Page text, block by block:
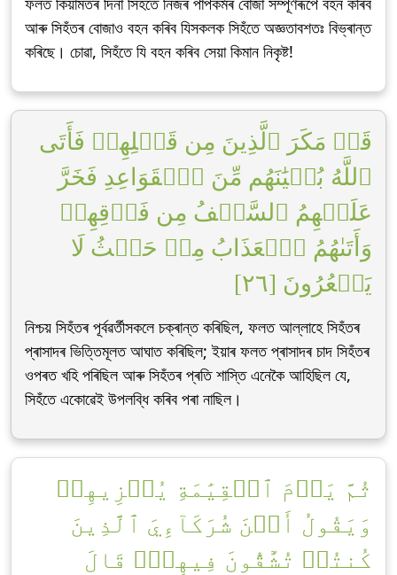
আৰু সিহঁতৰ বোজাও বহন কৰিব যিসকলক সিহঁতে অজ্ঞতাবশতঃ বিভ্ৰান্ত
কৰিছে। চোৱা, সিহঁতে যি বহন কৰিব সেয়া কিমান নিকৃষ্ট!
قَدۡ مَكَرَ ٱلَّذِينَ مِن قَبۡلِهِمۡ فَأَتَى
ٱللَّهُ بُنۡيَٰنَهُم مِّنَ ٱلۡقَوَاعِدِ فَخَرَّ
عَلَيۡهِمُ ٱلسَّقۡفُ مِن فَوۡقِهِمۡ
وَأَتَىٰهُمُ ٱلۡعَذَابُ مِنۡ حَيۡثُ لَا
يَشۡعُرُونَ [٢٦]
নিশ্চয় সিহঁতৰ পূৰ্বৱৰ্তীসকলে চক্ৰান্ত কৰিছিল, ফলত আল্লাহে সিহঁতৰ
প্ৰাসাদৰ ভিত্তিমূলত আঘাত কৰিছিল; ইয়াৰ ফলত প্ৰাসাদৰ চাদ সিহঁতৰ
ওপৰত খহি পৰিছিল আৰু সিহঁতৰ প্ৰতি শাস্তি এনেকৈ আহিছিল যে,
সিহঁতে একোৱেই উপলব্ধি কৰিব পৰা নাছিল।
ثُمَّ يَوۡمَ ٱلۡقِيَٰمَةِ يُخۡزِيهِمۡ
وَيَقُولُ أَيۡنَ شُرَكَآءِيَ ٱلَّذِينَ
كُنتُمۡ تُشَٰٓقُّونَ فِيهِمۡۚ قَالَ